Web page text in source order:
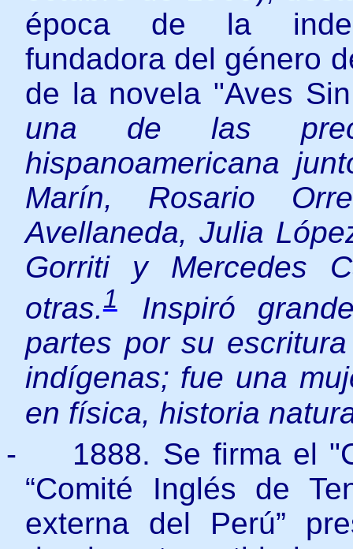
época de la
fundadora del género
de la novela "Aves
una de las
hispanoamericana
Marín, Rosario
Avellaneda, Julia
Gorriti y Mercedes
otras.1
Inspiró
partes por su
indígenas; fue una
en física, historia
-
1888. Se firma el
“Comité Inglés de
externa del Perú”